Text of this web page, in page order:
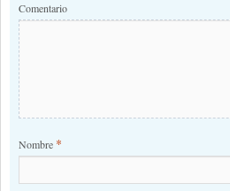
Comentario
Nombre *